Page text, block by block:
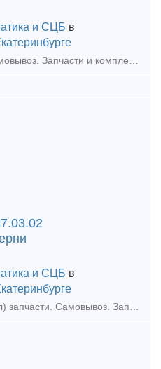
и СЦБ в
и СЦБ в